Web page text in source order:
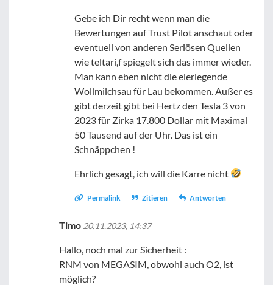
Gebe ich Dir recht wenn man die
Bewertungen auf Trust Pilot anschaut oder
eventuell von anderen Seriösen Quellen
wie teltari,f spiegelt sich das immer wieder.
Man kann eben nicht die eierlegende
Wollmilchsau für Lau bekommen. Außer es
gibt derzeit gibt bei Hertz den Tesla 3 von
2023 für Zirka 17.800 Dollar mit Maximal
50 Tausend auf der Uhr. Das ist ein
Schnäppchen !
Ehrlich gesagt, ich will die Karre nicht
Permalink Zitieren Antworten
Timo 20.11.2023, 14:37
Hallo, noch mal zur Sicherheit :
RNM von MEGASIM, obwohl auch O2, ist
möglich?